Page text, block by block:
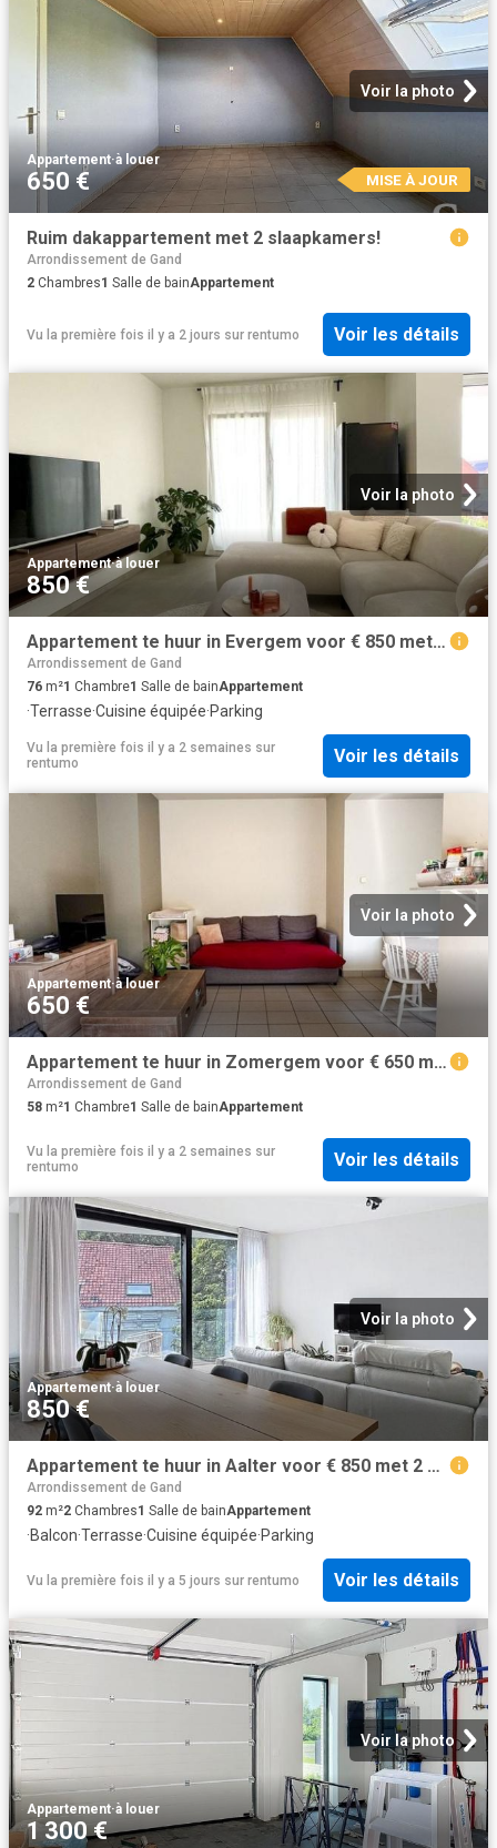
Voir la photo
Appartement·à louer
650 € MISE À JOUR
Ruim dakappartement met 2 slaapkamers!
Arrondissement de Gand
2 Chambres1 Salle de bainAppartement
Vu la première fois il y a 2 jours sur rentumo Voir les détails
Voir la photo
Appartement·à louer
850 €
Appartement te huur in Evergem voor € 850 met 1 slaapkamer
Arrondissement de Gand
76 m²1 Chambre1 Salle de bainAppartement
·Terrasse·Cuisine équipée·Parking
Vu la première fois il y a 2 semaines sur
rentumo
Voir les détails
Voir la photo
Appartement·à louer
650 €
Appartement te huur in Zomergem voor € 650 met 1 slaapkamer
Arrondissement de Gand
58 m²1 Chambre1 Salle de bainAppartement
Vu la première fois il y a 2 semaines sur
rentumo
Voir les détails
Voir la photo
Appartement·à louer
850 €
Appartement te huur in Aalter voor € 850 met 2 slaapkamers
Arrondissement de Gand
92 m²2 Chambres1 Salle de bainAppartement
·Balcon·Terrasse·Cuisine équipée·Parking
Vu la première fois il y a 5 jours sur rentumo Voir les détails
Voir la photo
Appartement·à louer
1 300 €